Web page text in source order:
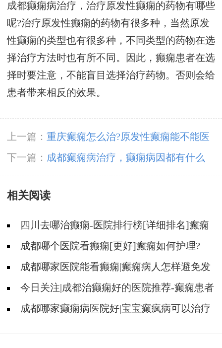
成都癫痫病治疗，治疗原发性癫痫的药物有哪些
呢?治疗原发性癫痫的药物有很多种，当然原发
性癫痫的类型也有很多种，不同类型的药物在选
择治疗方法时也有所不同。因此，癫痫患者在选
择时要注意，不能盲目选择治疗药物。否则会给
患者带来相反的效果。
上一篇： 重庆癫痫怎么治?原发性癫痫能不能医
好?
下一篇： 成都癫痫病治疗，癫痫病因都有什么
啊?
相关阅读
四川去哪治癫痫-医院排行榜[详细排名]癫痫
治疗怎么治比较好?
成都哪个医院看癫痫[更好]癫痫如何护理?
成都哪家医院能看癫痫|癫痫病人怎样避免发
病?今日关注|成都治癫痫好的医院推荐-癫痫患者
怎样正确用药?
成都哪家癫痫病医院好|宝宝癫疯病可以治疗